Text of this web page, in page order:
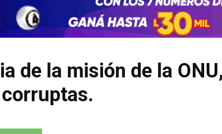
Manténgase informado de nuestro contenido,
recibiendo noticias directamente en su correo
electrónico.
Suscribirse
Manténgase informado de nuestro contenido,
recibiendo noticias directamente en su correo
electrónico.
Suscribirse
de la misión de la